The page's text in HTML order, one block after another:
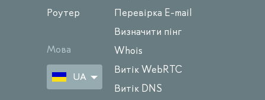
Роутер
Мова
UA
Перевірка E-mail
Визначити пінг
Whois
Витік WebRTC
Витік DNS